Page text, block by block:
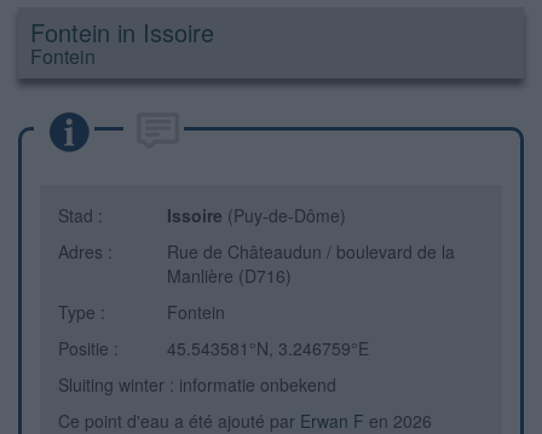
Fontein in Issoire
Fontein
Stad : Issoire (Puy-de-Dôme)
Adres :
Rue de Châteaudun / boulevard de la
Manlière (D716)
Type :
Fontein
Positie :
45.543581°N, 3.246759°E
Sluiting winter : informatie onbekend
Ce point d'eau a été ajouté par Erwan F en 2026